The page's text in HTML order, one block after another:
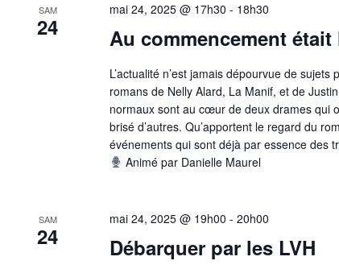
SAM
24
mai 24, 2025 @ 17h30 - 18h30
Au commencement
L’actualité n’est jamais dépourvue de
romans de Nelly Alard, La Manif, et de
normaux sont au cœur de deux drames qui
brisé d’autres. Qu’apportent le regard du
événements qui sont déjà par essence des
Animé par Danielle Maurel
SAM
24
mai 24, 2025 @ 19h00 -20h00
Débarquer par les LVH